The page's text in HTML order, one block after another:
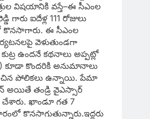
విషయానికి వస్తే–ఈ సీఎంల
గారు ఐదేళ్ల 111 రోజులు
కొనసాగారు. ఈ సీఎంల
వెళుతుండగా
ఉందనే కథనాలు అప్పట్లో
కూడా కొందరికి అనుమానాలు
పోలికలు ఉన్నాయి. పేమా
అయితే తండ్రి వైఎస్సార్‌
చేశారు. ఖాండూ గత 7
కొనసాగుతున్నారు.ఇద్దరు